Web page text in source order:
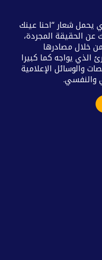
يحمل شعار “احنا عينك
الحقيقة المجردة،
خلال مصادرها
الذي يواجه كما كبيرا
والوسائل الإعلامية
والنفسي.